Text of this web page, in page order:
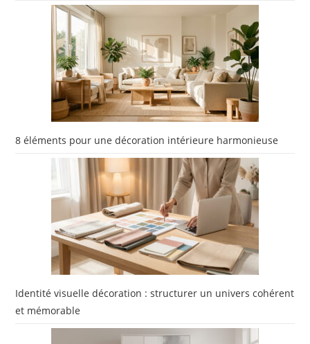
8 éléments pour une décoration intérieure harmonieuse
Identité visuelle décoration : structurer un univers cohérent
et mémorable